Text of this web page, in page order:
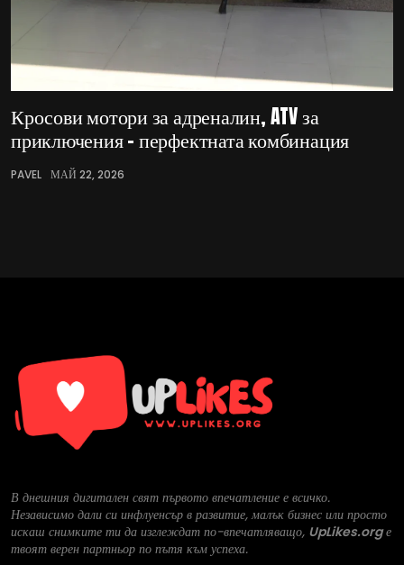
Кросови мотори за адреналин, ATV за
приключения – перфектната комбинация
PAVEL МАЙ 22, 2026
В днешния дигитален свят първото впечатление е всичко.
Независимо дали си инфлуенсър в развитие, малък бизнес или просто
искаш снимките ти да изглеждат по-впечатляващо, UpLikes.orgе
твоят верен партньор по пътя към успеха.